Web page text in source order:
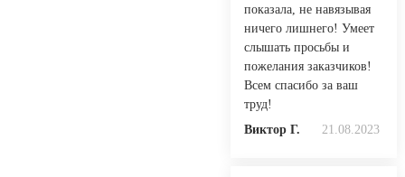
показала, не навязывая
ничего лишнего! Умеет
слышать просьбы и
пожелания заказчиков!
Всем спасибо за ваш
труд!
Виктор Г.
21.08.2023